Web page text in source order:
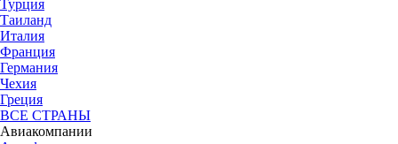
Турция
Таиланд
Италия
Франция
Германия
Чехия
Греция
ВСЕ СТРАНЫ
Авиакомпании